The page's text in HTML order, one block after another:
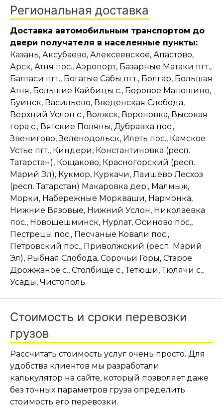
Региональная доставка
Доставка автомобильным транспортом до
двери получателя в населенные пункты:
Казань, Аксубаево, Алексеевское, Апастово,
Арск, Атня пос., Аэропорт, Базарные Матаки пгт.,
Балтаси пгт., Богатые Сабы пгт., Болгар, Большая
Атня, Большие Кайбицы с., Боровое Матюшино,
Буинск, Васильево, Введенская Слобода,
Верхний Услон с., Волжск, Вороновка, Высокая
гора с., Вятские Поляны, Дубравка пос.,
Звенигово, Зеленодольск, Илеть пос., Камское
Устье пгт., Киндери, Константиновка (респ.
Татарстан), Кощаково, Красногорский (респ.
Марий Эл), Кукмор, Куркачи, Лаишево Лесхоз
(респ. Татарстан) Макаровка дер., Малмыж,
Морки, Набережные Моркваши, Нармонка,
Нижние Вязовые, Нижний Услон, Николаевка
пос., Новошешминск, Нурлат, Осиново пос.,
Пестрецы пос., Песчаные Ковали пос.,
Петровский пос., Приволжский (респ. Марий
Эл), Рыбная Слобода, Сорочьи Горы, Старое
Дрожжаное с., Столбище с., Тетюши, Тюлячи с.,
Усады, Чистополь.
Стоимость и сроки перевозки
грузов
Рассчитать стоимость услуг очень просто. Для
удобства клиентов мы разработали
калькулятор на сайте, который позволяет даже
без точных параметров груза определить
стоимость его перевозки.